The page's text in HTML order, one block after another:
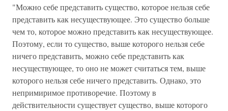
"Можно себе представить существо, которое нельзя себе
представить как несуществующее. Это существо больше
чем то, которое можно представить как несуществующее.
Поэтому, если то существо, выше которого нельзя себе
ничего представить, можно себе представить как
несуществующее, то оно не может считаться тем, выше
которого нельзя себе ничего представить. Однако, это
непримиримое противоречие. Поэтому в
действительности существует существо, выше которого